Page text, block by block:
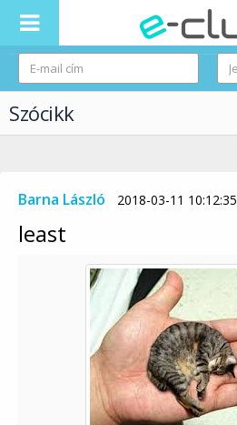
Szócikk
Barna László 2018-03-11 10:12:35
least